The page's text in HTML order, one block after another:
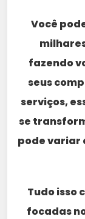
Você
fazendo
seus
serviços,
se
pode variar
Tudo isso
focadas